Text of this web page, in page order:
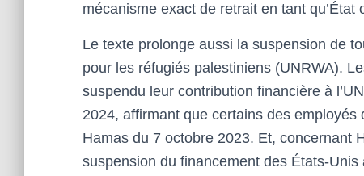
mécanisme exact de retrait en tant
Le texte prolonge aussi la suspension de
pour les réfugiés palestiniens (UNRWA).
suspendu leur contribution financière à
2024, affirmant que certains des employés
Hamas du 7 octobre 2023. Et, concernant
suspension du financement des États-